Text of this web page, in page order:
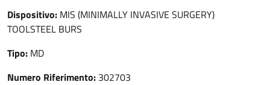
Dispositivo: MIS (MINIMALLY INVASIVE SURGERY)
TOOLSTEEL BURS
Tipo: MD
Numero Riferimento: 302703